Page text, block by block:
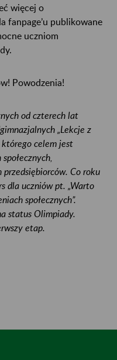
więcej o
fanpage’u publikowane
uczniom
Powodzenia!
od czterech lat
„Lekcje z
którego celem jest
Co roku
dla uczniów pt. „Warto
społecznych”.
status Olimpiady.
etap.